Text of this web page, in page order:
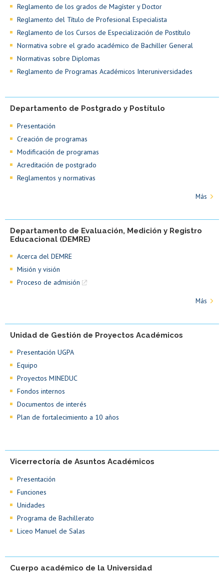
Reglamento de los grados de Magíster y Doctor
Reglamento del Título de Profesional Especialista
Reglamento de los Cursos de Especialización de Postítulo
Normativa sobre el grado académico de Bachiller General
Normativas sobre Diplomas
Reglamento de Programas Académicos Interuniversidades
Departamento de Postgrado y Postítulo
Presentación
Creación de programas
Modificación de programas
Acreditación de postgrado
Reglamentos y normativas
Más
Departamento de Evaluación, Medición y Registro
Educacional (DEMRE)
Acerca del DEMRE
Misión y visión
Proceso de admisión
Más
Unidad de Gestión de Proyectos Académicos
Presentación UGPA
Equipo
Proyectos MINEDUC
Fondos internos
Documentos de interés
Plan de fortalecimiento a 10 años
Vicerrectoría de Asuntos Académicos
Presentación
Funciones
Unidades
Programa de Bachillerato
Liceo Manuel de Salas
Cuerpo académico de la Universidad